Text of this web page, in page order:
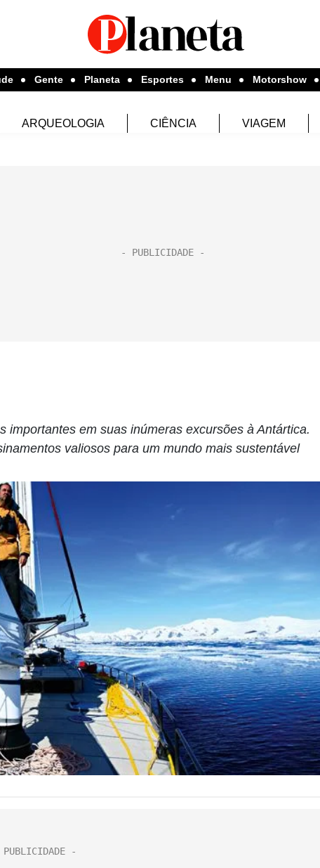
Gente Planeta Esportes Menu Motorshow
ARQUEOLOGIA CIÊNCIA VIAGEM
importantes em suas inúmeras excursões à Antártica.
valiosos para um mundo mais sustentável